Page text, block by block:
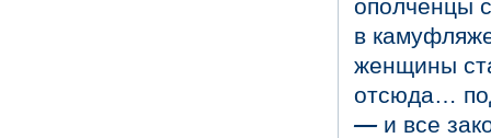
ополченцы
в
женщины
отсюда…
—и все